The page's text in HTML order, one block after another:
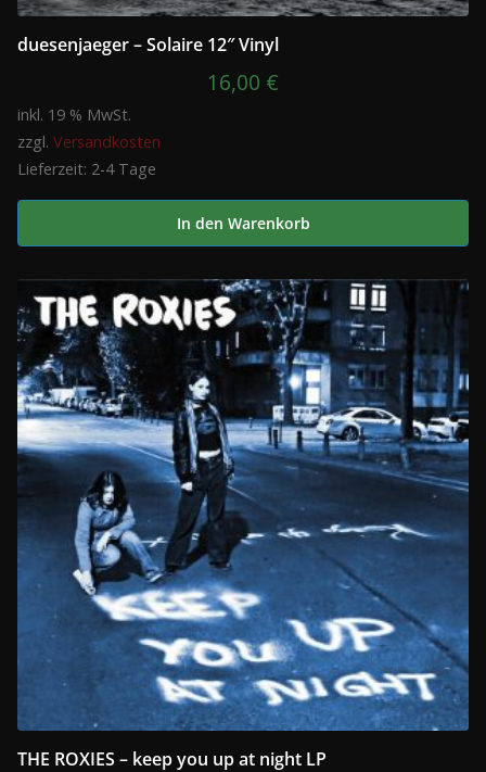
duesenjaeger – Solaire 12″ Vinyl
16,00 €
inkl. 19 % MwSt.
zzgl. Versandkosten
Lieferzeit: 2-4 Tage
In den Warenkorb
THE ROXIES – keep you up at night LP